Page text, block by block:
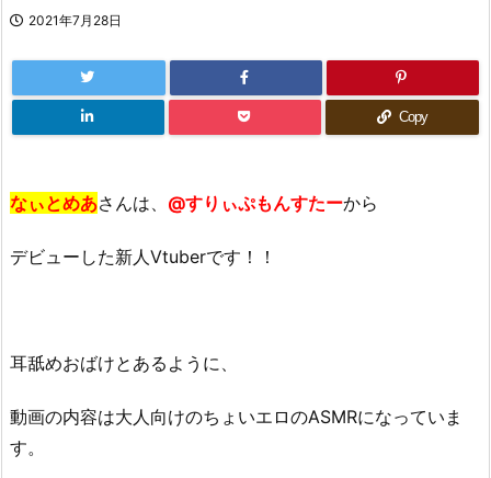
2021年7月28日
Copy
なぃとめあさんは、 @すりぃぷもんすたーから
デビューした新人Vtuberです！！
耳舐めおばけとあるように、
動画の内容は大人向けのちょいエロのASMRになっていま
す。